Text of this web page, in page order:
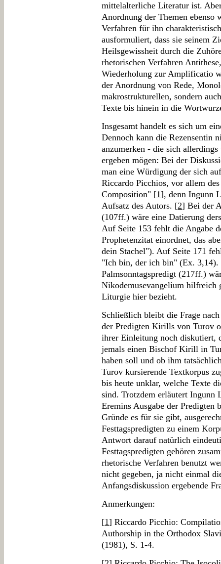
mittelalterliche Literatur ist.
Anordnung der Themen ebenso
Verfahren für ihn
ausformuliert, dass sie seinem
Heilsgewissheit durch die
rhetorischen Verfahren
Wiederholung zur Amplificatio
der Anordnung von Rede,
makrostrukturellen, sondern
Texte bis hinein in die
Insgesamt handelt es sich um
Dennoch kann die Rezensentin
anzumerken - die sich
ergeben mögen: Bei der
man eine Würdigung der sich
Riccardo Picchios, vor allem
Composition" [1], denn Ingunn
Aufsatz des Autors. [2] Bei der
(107ff.) wäre eine Datierung
Auf Seite 153 fehlt die Angabe
Prophetenzitat einordnet, das
dein Stachel"). Auf Seite 171
"Ich bin, der ich bin" (Ex. 3,14).
Palmsonntagspredigt (217ff.)
Nikodemusevangelium hilfreich
Liturgie hier bezieht.
Schließlich bleibt die Frage
der Predigten Kirills von Turov
ihrer Einleitung noch diskutiert,
jemals einen Bischof Kirill in
haben soll und ob ihm
Turov kursierende Textkorpus
bis heute unklar, welche Texte
sind. Trotzdem erläutert Ingunn
Eremins Ausgabe der Predigten
Gründe es für sie gibt,
Festtagspredigten zu einem
Antwort darauf natürlich
Festtagspredigten gehören
rhetorische Verfahren benutzt
nicht gegeben, ja nicht einmal
Anfangsdiskussion ergebende
Anmerkungen:
[1] Riccardo Picchio:
Authorship in the Orthodox
(1981), S. 1-4.